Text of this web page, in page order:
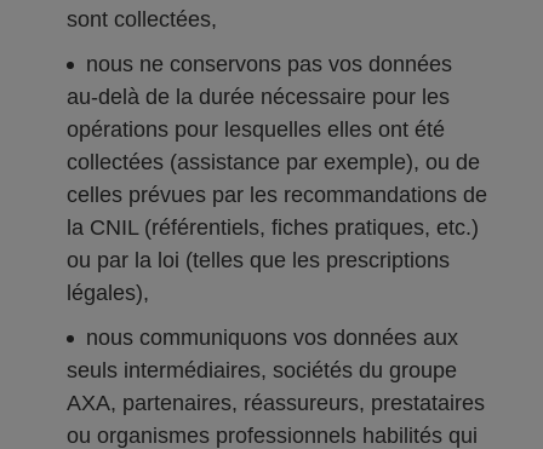
sont collectées,
nous ne conservons pas vos données
au-delà de la durée nécessaire pour les
opérations pour lesquelles elles ont été
collectées (assistance par exemple), ou de
celles prévues par les recommandations de
la CNIL (référentiels, fiches pratiques, etc.)
ou par la loi (telles que les prescriptions
légales),
nous communiquons vos données aux
seuls intermédiaires, sociétés du groupe
AXA, partenaires, réassureurs, prestataires
ou organismes professionnels habilités qui